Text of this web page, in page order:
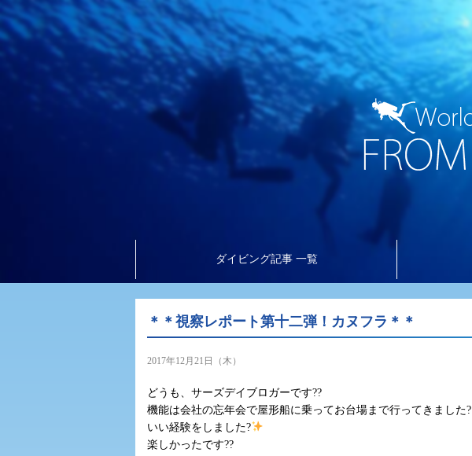
ダイビング記事 一覧
＊＊視察レポート第十二弾！カヌフラ＊＊
2017年12月21日（木）
どうも、サーズデイブロガーです??
機能は会社の忘年会で屋形船に乗ってお台場まで行ってきました?
いい経験をしました?
楽しかったです??